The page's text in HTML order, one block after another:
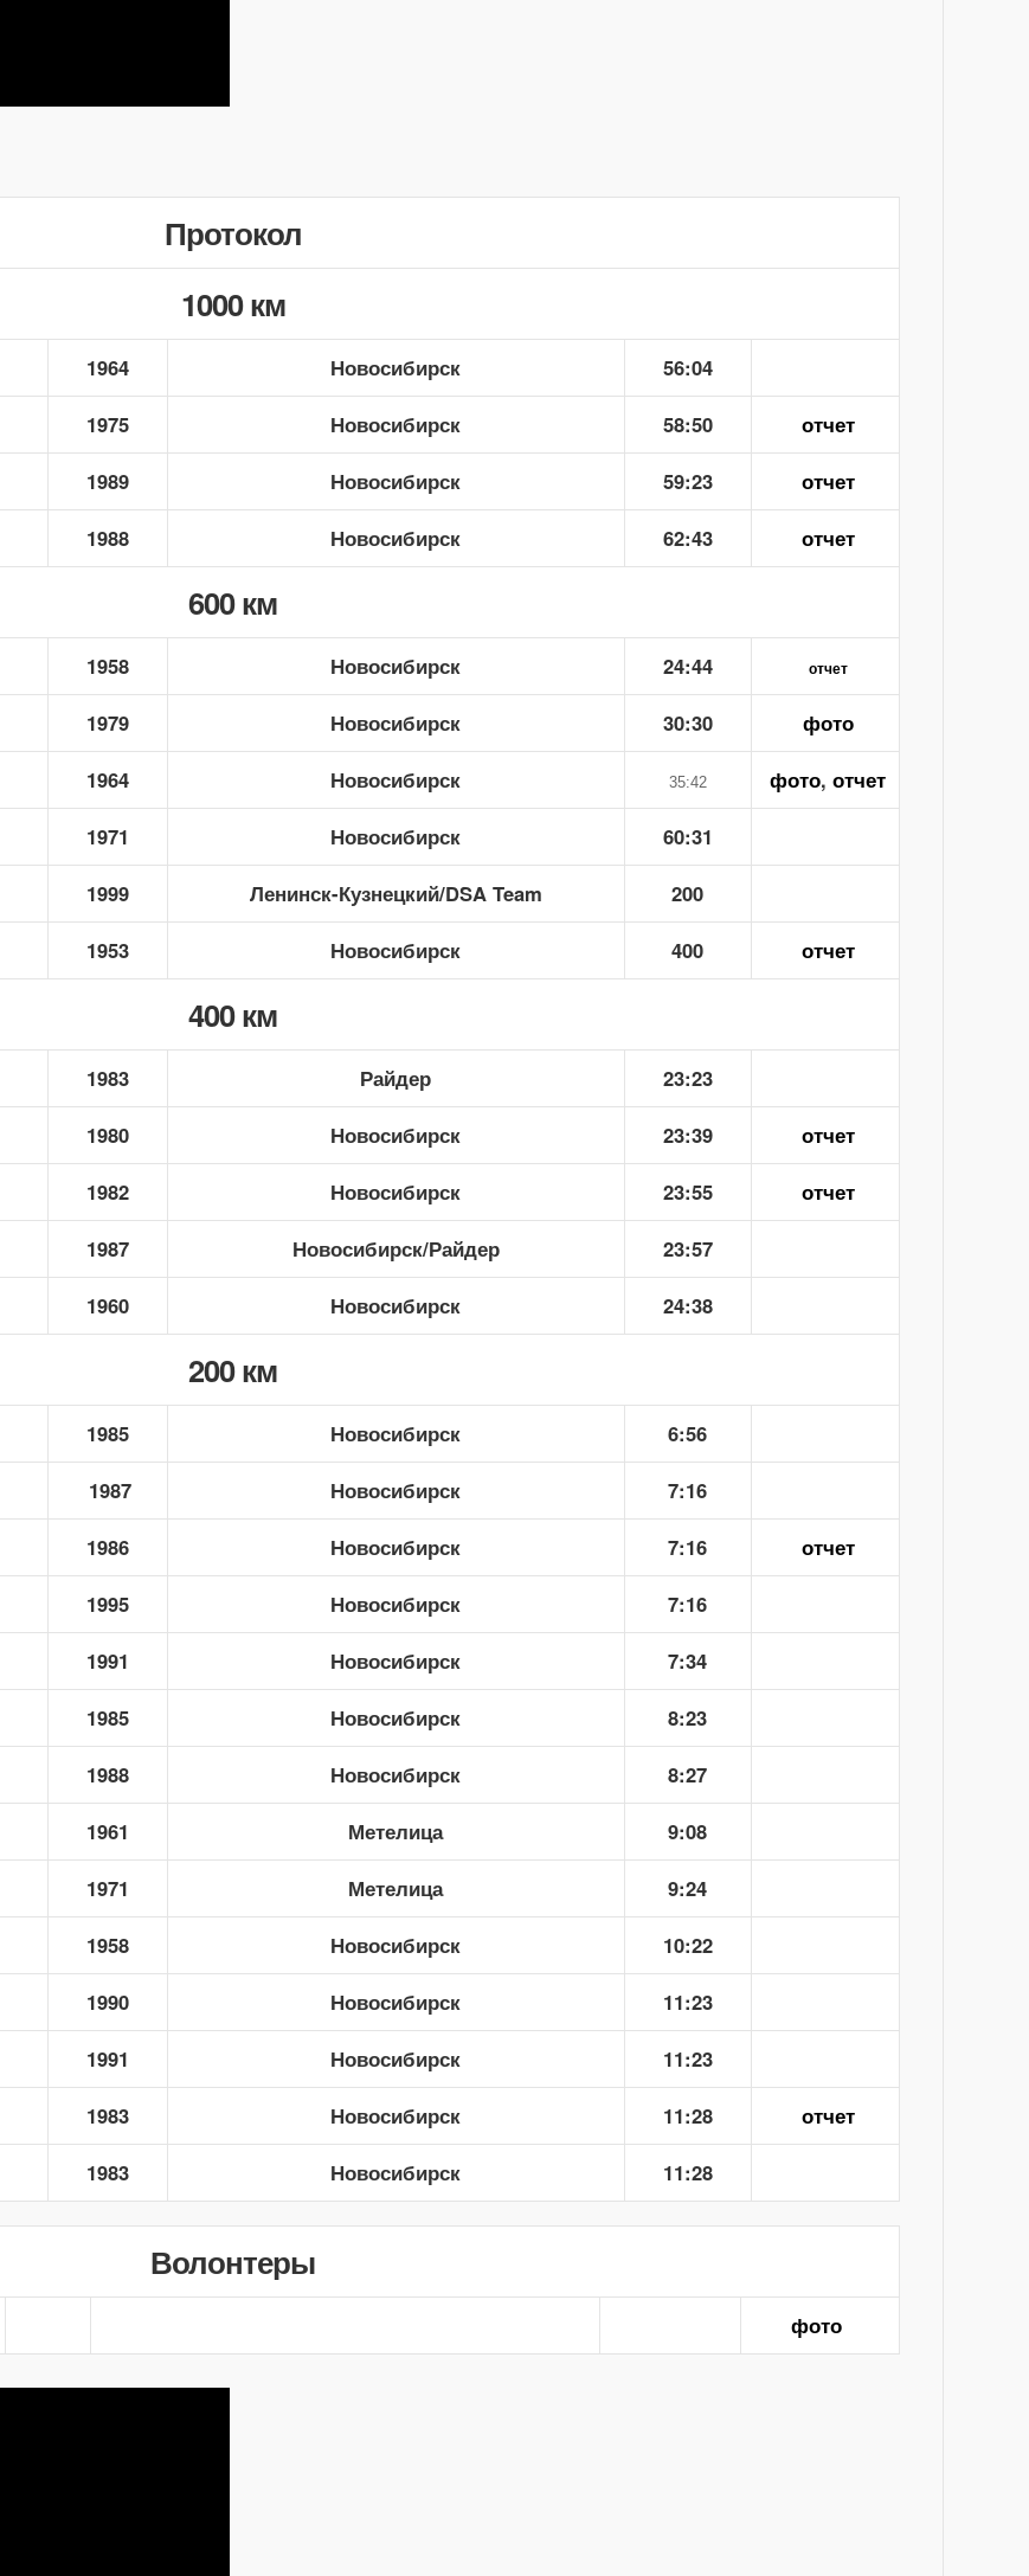
Протокол
1000 км
1964 Новосибирск
56:04
1975 Новосибирск 58:50
отчет
1989 Новосибирск 59:23
отчет
1988 Новосибирск 62:43 отчет
600 км
1958 Новосибирск 24:44 отчет
1979 Новосибирск 30:30
фото
1964 Новосибирск 35:42 фото,отчет
1971 Новосибирск
60:31
1999 Ленинск-Кузнецкий/DSA Team
200
1953 Новосибирск 400 отчет
400 км
1983 Райдер
23:23
1980 Новосибирск 23:39
отчет
1982 Новосибирск 23:55
отчет
1987 Новосибирск/Райдер
23:57
1960 Новосибирск 24:38
200 км
1985 Новосибирск
6:56
1987 Новосибирск
7:16
1986 Новосибирск 7:16
отчет
1995 Новосибирск
7:16
1991 Новосибирск
7:34
1985 Новосибирск
8:23
1988 Новосибирск
8:27
1961 Метелица
9:08
1971 Метелица
9:24
1958 Новосибирск
10:22
1990 Новосибирск
11:23
1991 Новосибирск
11:23
1983 Новосибирск 11:28
отчет
1983 Новосибирск 11:28
Волонтеры
фото